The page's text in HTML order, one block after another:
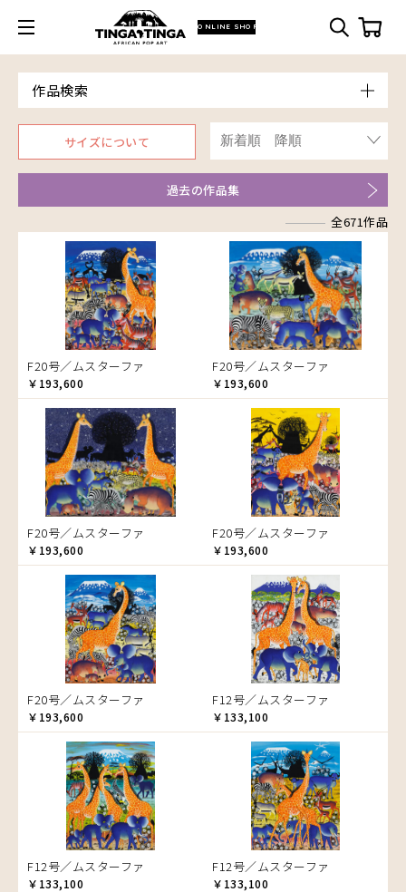
ONLINE SHOP
作品検索
Model
青空
朝焼け
家
イノシシ
イボイノシシ
イルカ
インパラ
うさぎ
お祭り
音楽
カエル
かくれんぼ
家族-親子
カシューナッツの木
カップル
カバ
カメ
カメレオン
木
キリン
キリマンジャロ
孔雀
サイ
魚の群れ
桜
サル
シマウマ
ゾウ
タンザニア
タンザニアの女性
～￥10,000
￥30,001～40,000
￥40,001～60,000
￥60,001～80,000
￥80,001～100,000
￥100,001～
Artist
ア行
アウスィー
アキリ
アグネス
アジャバ
アダム
アダムス
アパイ
アバス
アブー
アブダラ
アマニ
アミナータ
アリー
アルバー
イッサ
イディー
エミリアス
エレナ
オマリー
カケパ
カッシム
ガヨ
カンビリ
ゴッドフレイ
コルンバ
サイディ
ザチ
サビティ
サランゲ
サンデイ
サンデイビッタ
シャハ
シャバーニ
ジャリブーニ
スフィアー二
ズベリ
スライディ（スライドゥ）
ゼナ
セフ
チャド
チャリンダ
チワヤ
ドゥケ
ドサ
ナココ
ハッサーニ
ベッカー
ブッシーリ
マ行
マウラーナ
マトゥカ
マジドゥ
マブサ
マリキータ
マルチナ
マワゾ
マングラ
ミムス
ムクラ
ムクンバ
ムスターファ
ムチサ
ムッサ
ムブカ
ムロペ
ムワツカ
ムワメディ
ヤ行
ヤッスィーニ（ヤッスィン）
ヤフィドゥ
ラ行
ラシッド.ムズグノ
ラシディ
ルーカス
ルブニ
レイモンド
ロジャー
Size
F3号
F4号
F8号
F12号
F20号
規格外S
規格外M
規格外L
Frame
木枠張り／パネル
アートフレーム
サイズについて
過去の作品集
全671作品
F20号／ムスターファ
￥193,600
F20号／ムスターファ
￥193,600
F20号／ムスターファ
￥193,600
F20号／ムスターファ
￥193,600
F20号／ムスターファ
￥193,600
F12号／ムスターファ
￥133,100
F12号／ムスターファ
￥133,100
F12号／ムスターファ
￥133,100